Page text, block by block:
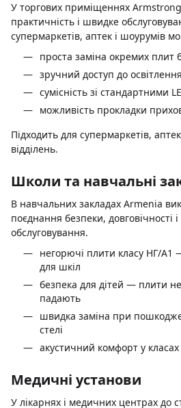
У торгових приміщеннях Armstrong
практичність і швидке
супермаркетів, аптек і шоурумів
проста заміна окремих плит
зручний доступ до
сумісність зі стандартними
можливість прокладки
Підходить для супермаркетів,
відділень.
Школи та навчальні
В навчальних закладах Armenia
поєднання безпеки, довговічності
обслуговування.
негорючі плити класу НГ/A1
для шкіл
безпека для дітей — плити
падають
швидка заміна при
стелі
акустичний комфорт у класах
Медичні установи
У лікарнях і медичних центрах до